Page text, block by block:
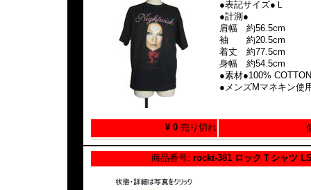
●表記サイズ●Ｌ
●計測●
肩幅 約56.5cm
袖 約20.5cm
着丈 約77.5cm
身幅 約54.5cm
●素材●100% COTTON
●メンズMマネキン使
¥ 0 売り切れ
商品番号: rockt-381 ロックＴシャツ